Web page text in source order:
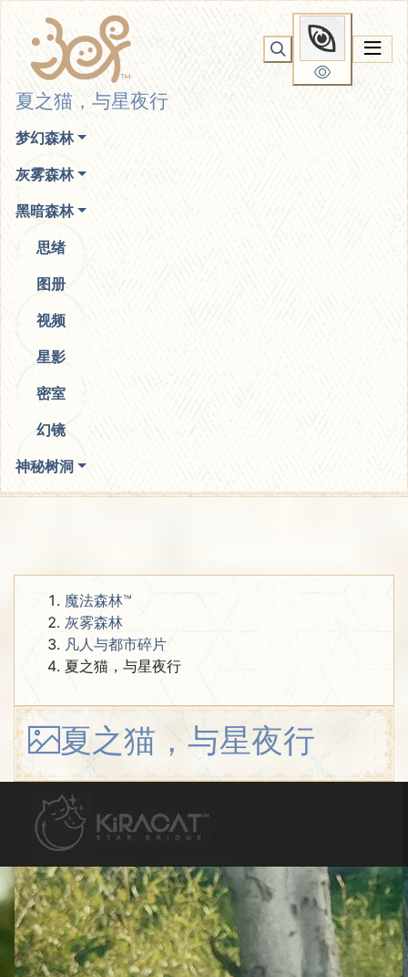
你无法看到我
夏之猫，与星夜行
梦幻森林
灰雾森林
黑暗森林
思绪
图册
视频
星影
密室
幻镜
神秘树洞
魔法森林™
灰雾森林
凡人与都市碎片
夏之猫，与星夜行
夏之猫，与星夜行